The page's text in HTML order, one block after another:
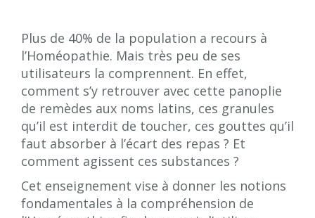
Plus de 40% de la population a recours à
l’Homéopathie. Mais très peu de ses
utilisateurs la comprennent. En effet,
comment s’y retrouver avec cette panoplie
de remèdes aux noms latins, ces granules
qu’il est interdit de toucher, ces gouttes qu’il
faut absorber à l’écart des repas ? Et
comment agissent ces substances ?
Cet enseignement vise à donner les notions
fondamentales à la compréhension de